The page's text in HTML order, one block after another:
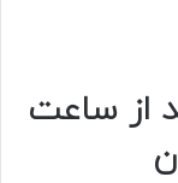
از ساعت